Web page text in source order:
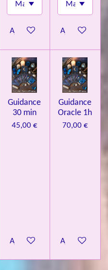
Ajouter au panierAjouter au
Guidance
30 min
45,00 €
Ajouter au panier
Guidance
Oracle 1h
70,00 €
Ajouter au